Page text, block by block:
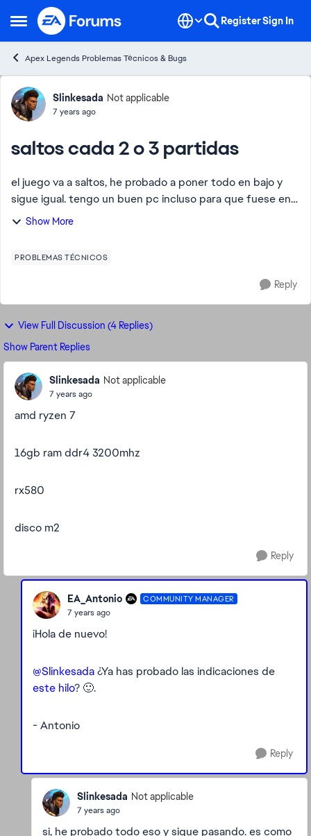
Open Side Menu
Skip to content RegisterSign In
Apex Legends Problemas Técnicos & Bugs
Forum Discussion
Slinkesada Not applicable
7 years ago
saltos cada 2 o 3 partidas
el juego va a saltos, he probado a poner todo en bajo y
sigue igual. tengo un buen pc incluso para que fuese en
alto y aún así no funciona. no es en todas las partidas,
Show More
PROBLEMAS TÉCNICOS
Reply
View Full Discussion (4 Replies)
Show Parent Replies
Slinkesada Not applicable
7 years ago
amd ryzen 7
16gb ram ddr4 3200mhz
rx580
disco m2
Reply
EA_Antonio COMMUNITY MANAGER
7 years ago
¡Hola de nuevo!
@Slinkesada¿Ya has probado las indicaciones de
este hilo? 🙂.
- Antonio
Reply
Slinkesada Not applicable
7 years ago
si, he probado todo eso y sigue pasando. es como